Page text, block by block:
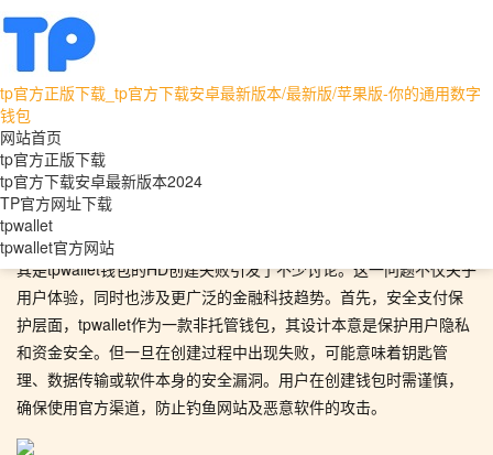
tp官方正版下载_tp官方下载安卓最新版本/最新版/苹果版-你的通用数字
钱包
网站首页
tp官方正版下载
tp官方下载安卓最新版本2024
TP官方网址下载
tpwallet
tpwallet官方网站
tpwallet tpwallet官方网站
探究tpwallet钱包创建失败的深层原因及未来金融科
技的演变
在数字货币时代，钱包的安全性和可用性成为用户关注的焦点，尤
其是tpwallet钱包的HD创建失败引发了不少讨论。这一问题不仅关乎
用户体验，同时也涉及更广泛的金融科技趋势。首先，安全支付保
护层面，tpwallet作为一款非托管钱包，其设计本意是保护用户隐私
和资金安全。但一旦在创建过程中出现失败，可能意味着钥匙管
理、数据传输或软件本身的安全漏洞。用户在创建钱包时需谨慎，
确保使用官方渠道，防止钓鱼网站及恶意软件的攻击。